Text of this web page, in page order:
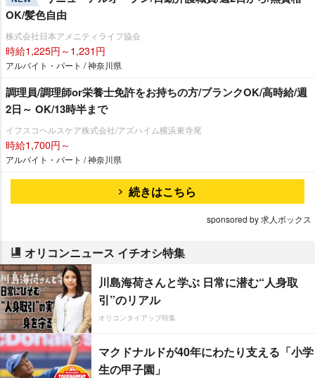
OK/髪色自由
株式会社日本アメニティライフ協会
時給1,225円～1,231円
アルバイト・パート / 神奈川県
調理員/調理師or栄養士免許をお持ちの方/ブランクOK/高時給/週
2日～ OK/13時半まで
イフスコヘルスケア株式会社/アズハイム横浜東寺尾
時給1,700円～
アルバイト・パート / 神奈川県
続きはこちら
sponsored by 求人ボックス
オリコンニュース イチオシ特集
川島海荷さんと学ぶ 日常に潜む“人身取
引”のリアル
オリコンタイアップ特集
マクドナルドが40年にわたり支える「小学
生の甲子園」